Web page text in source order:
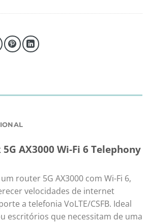
AX3000 Wi-Fi 6 Telephony
router 5G AX3000 com Wi-Fi 6,
velocidades de internet
a telefonia VoLTE/CSFB. Ideal
escritórios que necessitam de uma